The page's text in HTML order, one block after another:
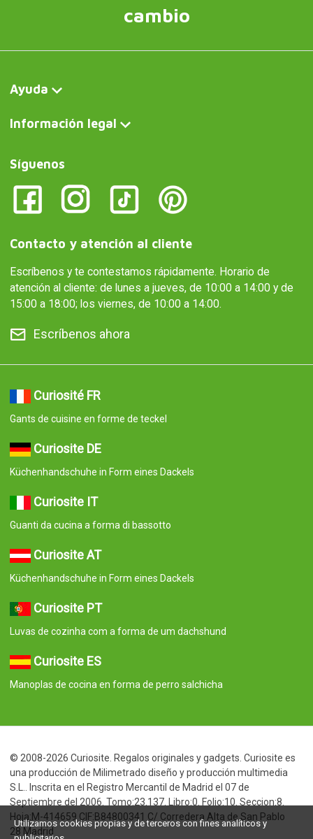
cambio
Ayuda
Información legal
Síguenos
Contacto y atención al cliente
Escríbenos y te contestamos rápidamente. Horario de
atención al cliente: de lunes a jueves, de 10:00 a 14:00 y de
15:00 a 18:00; los viernes, de 10:00 a 14:00.
Escríbenos ahora
Curiosité FR
Gants de cuisine en forme de teckel
Curiosite DE
Küchenhandschuhe in Form eines Dackels
Curiosite IT
Guanti da cucina a forma di bassotto
Curiosite AT
Küchenhandschuhe in Form eines Dackels
Curiosite PT
Luvas de cozinha com a forma de um dachshund
Curiosite ES
Manoplas de cocina en forma de perro salchicha
© 2008-2026 Curiosite. Regalos originales y gadgets. Curiosite es
una producción de Milimetrado diseño y producción multimedia
S.L.. Inscrita en el Registro Mercantil de Madrid el 07 de
Septiembre del 2006. Tomo:23.137. Libro:0. Folio:10. Seccion:8.
Hoja:M-414659 CIF:B84800341 C/ Corredera Alta de San Pablo
28 Madrid
Utilizamos cookies propias y de terceros con fines analíticos y